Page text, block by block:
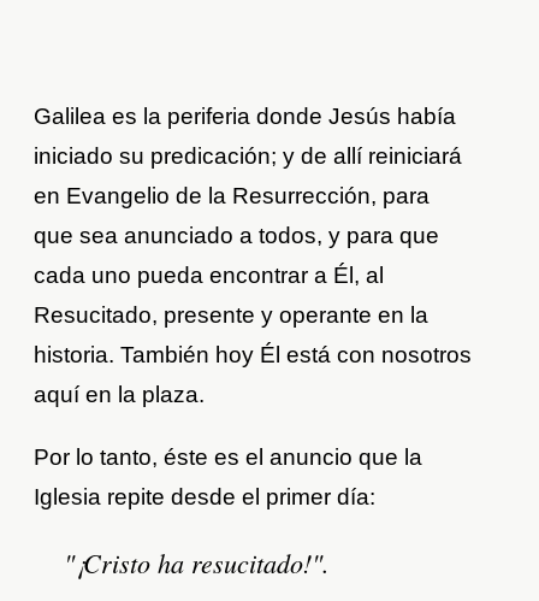
Galilea es la periferia donde Jesús había
iniciado su predicación; y de allí reiniciará
en Evangelio de la Resurrección, para
que sea anunciado a todos, y para que
cada uno pueda encontrar a Él, al
Resucitado, presente y operante en la
historia. También hoy Él está con nosotros
aquí en la plaza.
Por lo tanto, éste es el anuncio que la
Iglesia repite desde el primer día:
"¡Cristo ha resucitado!".